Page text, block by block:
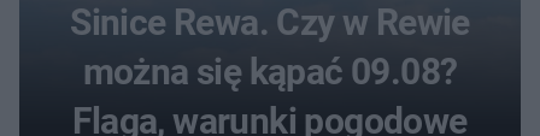
Sinice Rewa. Czy w Rewie
można się kąpać 09.08?
Flaga, warunki pogodowe